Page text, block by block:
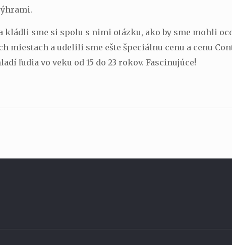
sme si spolu s nimi otázku, ako by sme mohli
a udelili sme ešte špeciálnu cenu a cenu
ľudia vo veku od 15 do 23 rokov. Fascinujúce!